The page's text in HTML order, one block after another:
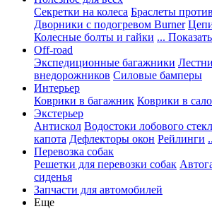
Секретки на колеса Браслеты
Дворники с подогревом Burner
Колесные болты и гайки ...
Off-road
Экспедиционные багажники
внедорожников Силовые бамперы
Интерьер
Коврики в багажник Коврики в
Экстерьер
Антискол Водостоки лобового
капота Дефлекторы окон Рейлинги
Перевозка собак
Решетки для перевозки собак
сиденья
Запчасти для автомобилей
Еще